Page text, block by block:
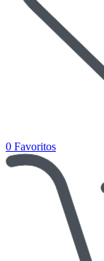
0 Favoritos